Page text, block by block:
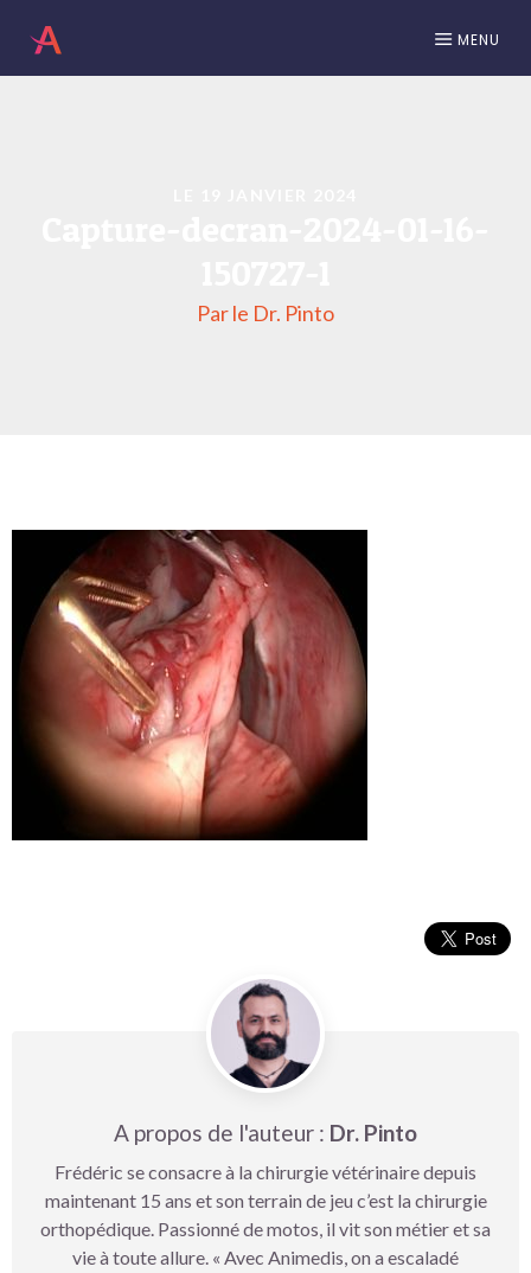
MENU
Par le Dr. Pinto
A propos de l'auteur : Dr. Pinto
Frédéric se consacre à la chirurgie vétérinaire depuis
maintenant 15 ans et son terrain de jeu c’est la chirurgie
orthopédique. Passionné de motos, il vit son métier et sa
vie à toute allure. « Avec Animedis, on a escaladé